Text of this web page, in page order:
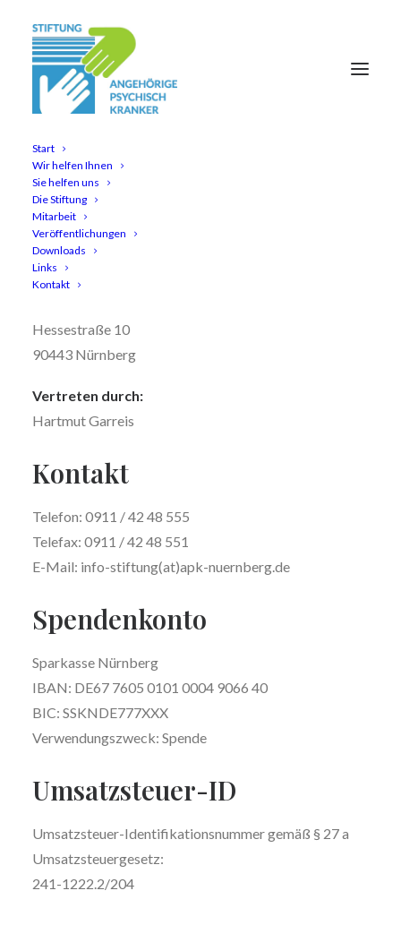
Start
Wir helfen Ihnen
Sie helfen uns
Die Stiftung
Mitarbeit
Veröffentlichungen
Downloads
Links
Kontakt
Impressum
Angaben gemäß § 5 DDG
Stiftung Angehörige psychisch Kranker
Hessestraße 10
90443 Nürnberg
Vertreten durch:
Hartmut Garreis
Kontakt
Telefon: 0911 / 42 48 555
Telefax: 0911 / 42 48 551
E-Mail: info-stiftung(at)apk-nuernberg.de
Spendenkonto
Sparkasse Nürnberg
IBAN: DE67 7605 0101 0004 9066 40
BIC: SSKNDE777XXX
Verwendungszweck: Spende
Umsatzsteuer-ID
Umsatzsteuer-Identifikationsnummer gemäß § 27 a
Umsatzsteuergesetz:
241-1222.2/204